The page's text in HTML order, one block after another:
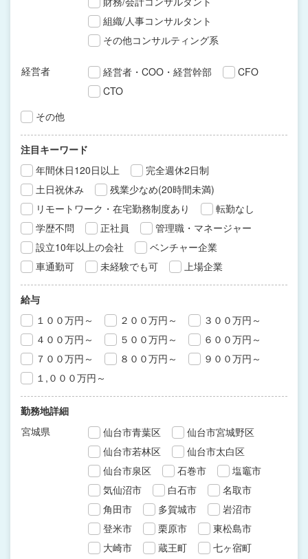
組織/人事コンサルタント
その他コンサルティング系
経営者 経営者・COO・経営幹部
CFO
CTO
その他
注目キーワード
年間休日120日以上
完全週休2日制
土日祝休み
残業少なめ(20時間未満)
リモートワーク・在宅勤務制度あり
転勤なし
学歴不問
正社員
管理職・マネージャー
設立10年以上の会社
ベンチャー企業
車通勤可
未経験でも可 上場企業
給与
１００万円～
２００万円～
３００万円～
４００万円～
５００万円～
６００万円～
７００万円～
８００万円～
９００万円～
１,０００万円～
勤務地詳細
宮城県
仙台市青葉区
仙台市宮城野区
仙台市若林区
仙台市太白区
仙台市泉区
石巻市
塩竈市
気仙沼市
白石市
名取市
角田市
多賀城市
岩沼市
登米市
栗原市
東松島市
大崎市
蔵王町
七ヶ宿町